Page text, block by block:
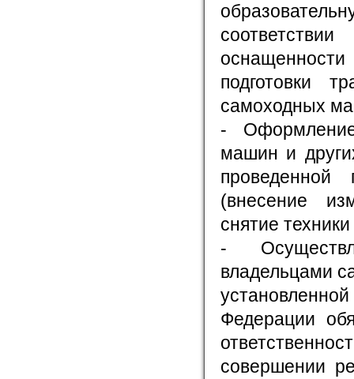
подготовки
самоходных
-
машин и
проведенной
(внесение
снятие
-
владельцами
Федерации
совершении